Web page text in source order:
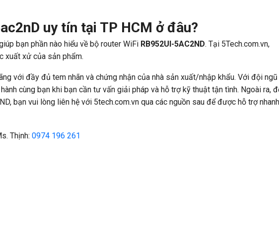
uy tín tại TP HCM ở đâu?
bạn phần nào hiểu về bộ router WiFi RB952UI-5AC2ND. Tại 5Tech.com.vn,
xuất xử của sản phẩm.
với đầy đủ tem nhãn và chứng nhận của nhà sản xuất/nhập khẩu. Với đội ngũ
cùng bạn khi bạn cần tư vấn giải pháp và hỗ trợ kỹ thuật tận tình. Ngoài ra,
bạn vui lòng liên hệ với 5tech.com.vn qua các nguồn sau để được hỗ trợ nhanh
Thịnh: 0974 196 261